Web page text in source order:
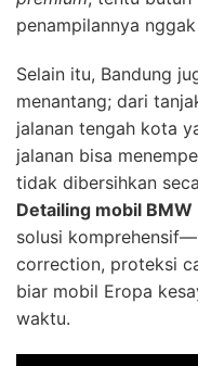
penampilannya
Selain itu, Bandung
menantang; dari
jalanan tengah kota
jalanan bisa
tidak dibersihkan
Detailing mobil BMW
solusi
correction, proteksi
biar mobil Eropa
waktu.